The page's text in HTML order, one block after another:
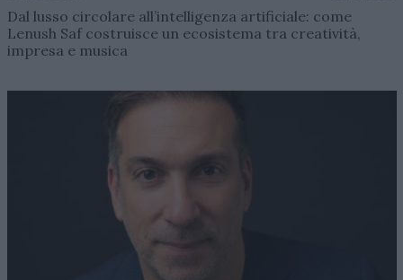
Dal lusso circolare all’intelligenza artificiale: come
Lenush Saf costruisce un ecosistema tra creatività,
impresa e musica